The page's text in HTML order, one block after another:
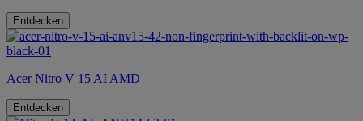
Entdecken
Acer Nitro V 15 AI AMD
Entdecken